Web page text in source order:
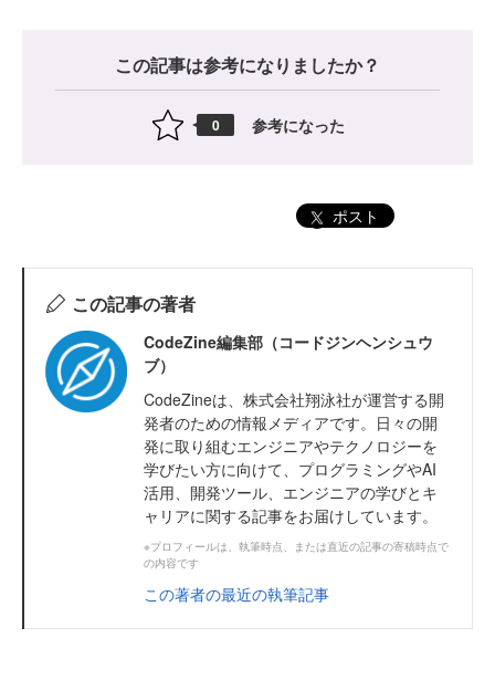
この記事は参考になりましたか？
0 参考になった
ポスト
この記事の著者
CodeZine編集部（コードジンヘンシュウ
ブ）
CodeZineは、株式会社翔泳社が運営する開
発者のための情報メディアです。日々の開
発に取り組むエンジニアやテクノロジーを
学びたい方に向けて、プログラミングやAI
活用、開発ツール、エンジニアの学びとキ
ャリアに関する記事をお届けしています。
※プロフィールは、執筆時点、または直近の記事の寄稿時点で
の内容です
この著者の最近の執筆記事